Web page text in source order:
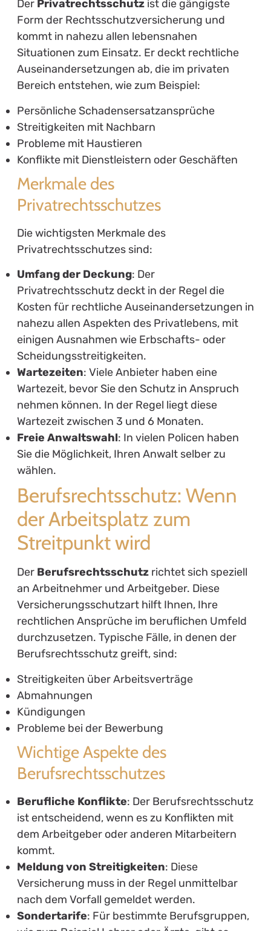
Der Privatrechtsschutzist die gängigste
Form der Rechtsschutzversicherung und
kommt in nahezu allen lebensnahen
Situationen zum Einsatz. Er deckt rechtliche
Auseinandersetzungen ab, die im privaten
Bereich entstehen, wie zum Beispiel:
Persönliche Schadensersatzansprüche
Streitigkeiten mit Nachbarn
Probleme mit Haustieren
Konflikte mit Dienstleistern oder Geschäften
Merkmale des
Privatrechtsschutzes
Die wichtigsten Merkmale des
Privatrechtsschutzes sind:
Umfang der Deckung: Der
Privatrechtsschutz deckt in der Regel die
Kosten für rechtliche Auseinandersetzungen in
nahezu allen Aspekten des Privatlebens, mit
einigen Ausnahmen wie Erbschafts- oder
Scheidungsstreitigkeiten.
Wartezeiten: Viele Anbieter haben eine
Wartezeit, bevor Sie den Schutz in Anspruch
nehmen können. In der Regel liegt diese
Wartezeit zwischen 3 und 6 Monaten.
Freie Anwaltswahl: In vielen Policen haben
Sie die Möglichkeit, Ihren Anwalt selber zu
wählen.
Berufsrechtsschutz: Wenn
der Arbeitsplatz zum
Streitpunkt wird
Der Berufsrechtsschutzrichtet sich speziell
an Arbeitnehmer und Arbeitgeber. Diese
Versicherungsschutzart hilft Ihnen, Ihre
rechtlichen Ansprüche im beruflichen Umfeld
durchzusetzen. Typische Fälle, in denen der
Berufsrechtsschutz greift, sind:
Streitigkeiten über Arbeitsverträge
Abmahnungen
Kündigungen
Probleme bei der Bewerbung
Wichtige Aspekte des
Berufsrechtsschutzes
Berufliche Konflikte: Der Berufsrechtsschutz
ist entscheidend, wenn es zu Konflikten mit
dem Arbeitgeber oder anderen Mitarbeitern
kommt.
Meldung von Streitigkeiten: Diese
Versicherung muss in der Regel unmittelbar
nach dem Vorfall gemeldet werden.
Sondertarife: Für bestimmte Berufsgruppen,